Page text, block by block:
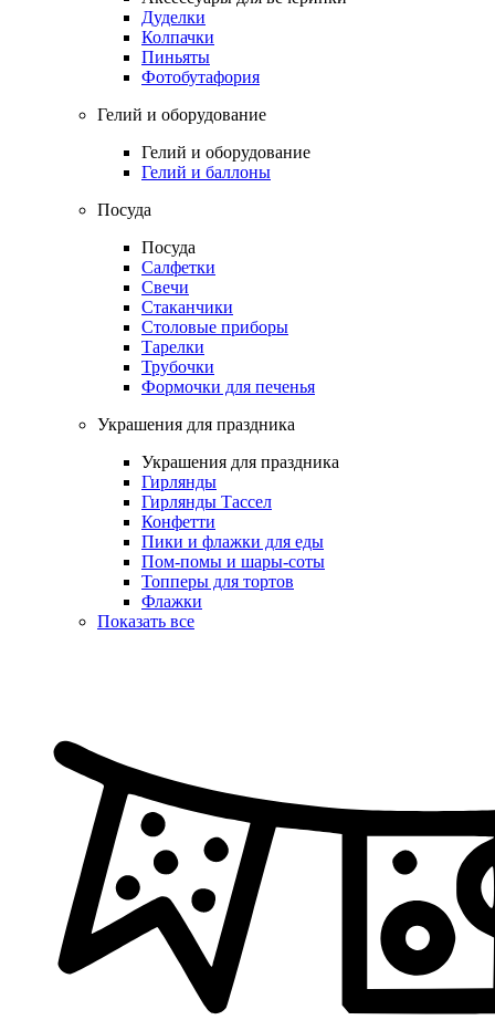
Дуделки
Колпачки
Пиньяты
Фотобутафория
Гелий и оборудование
Гелий и оборудование
Гелий и баллоны
Посуда
Посуда
Салфетки
Свечи
Стаканчики
Столовые приборы
Тарелки
Трубочки
Формочки для печенья
Украшения для праздника
Украшения для праздника
Гирлянды
Гирлянды Тассел
Конфетти
Пики и флажки для еды
Пом-помы и шары-соты
Топперы для тортов
Флажки
Показать все